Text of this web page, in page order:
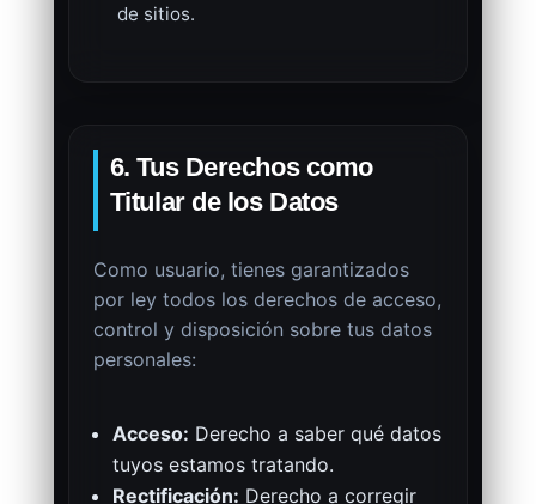
de sitios.
6. Tus Derechos como
Titular de los Datos
Como usuario, tienes garantizados
por ley todos los derechos de acceso,
control y disposición sobre tus datos
personales:
Acceso: Derecho a saber qué datos
tuyos estamos tratando.
Rectificación: Derecho a corregir